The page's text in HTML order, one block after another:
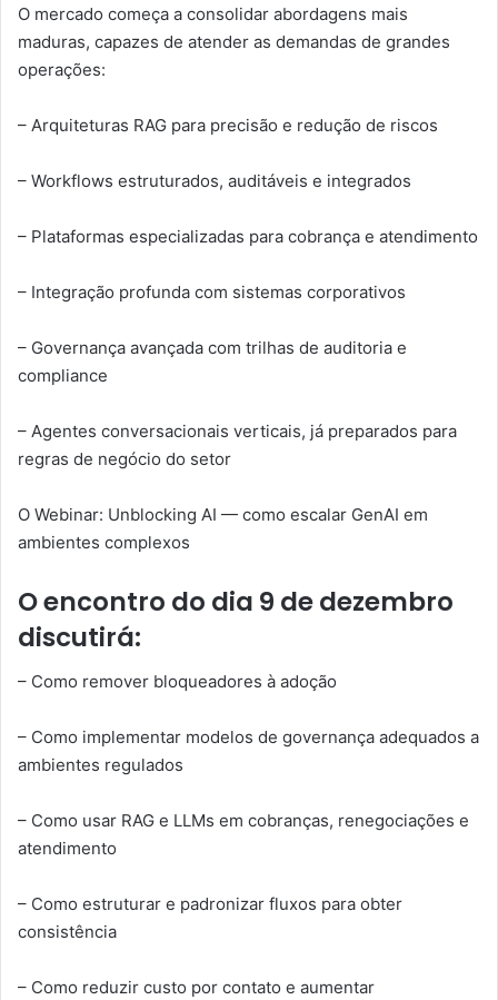
O mercado começa a consolidar abordagens mais
maduras, capazes de atender as demandas de grandes
operações:
– Arquiteturas RAG para precisão e redução de riscos
– Workflows estruturados, auditáveis e integrados
– Plataformas especializadas para cobrança e atendimento
– Integração profunda com sistemas corporativos
– Governança avançada com trilhas de auditoria e
compliance
– Agentes conversacionais verticais, já preparados para
regras de negócio do setor
O Webinar: Unblocking AI — como escalar GenAI em
ambientes complexos
O encontro do dia 9 de dezembro
discutirá:
– Como remover bloqueadores à adoção
– Como implementar modelos de governança adequados a
ambientes regulados
– Como usar RAG e LLMs em cobranças, renegociações e
atendimento
– Como estruturar e padronizar fluxos para obter
consistência
– Como reduzir custo por contato e aumentar